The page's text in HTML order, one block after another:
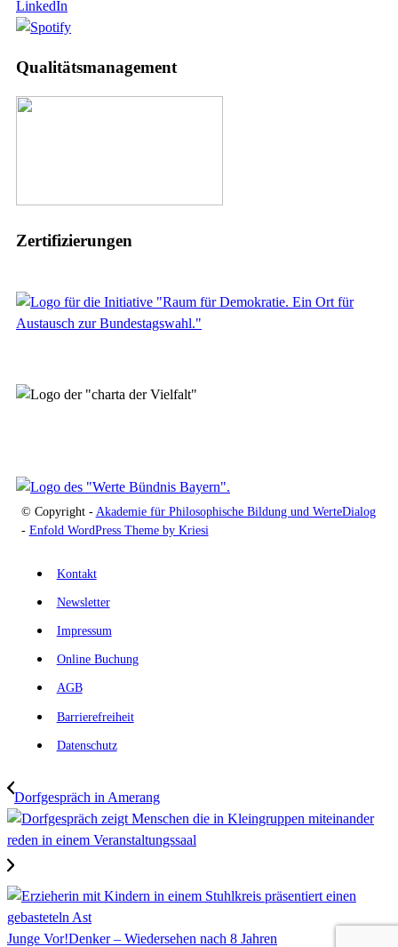
LinkedIn
Qualitätsmanagement
Zertifizierungen
© Copyright - Akademie für Philosophische Bildung und WerteDialog
- Enfold WordPress Theme by Kriesi
Kontakt
Newsletter
Impressum
Online Buchung
AGB
Barrierefreiheit
Datenschutz
Dorfgespräch in Amerang
Junge Vor!Denker – Wiedersehen nach 8 Jahren